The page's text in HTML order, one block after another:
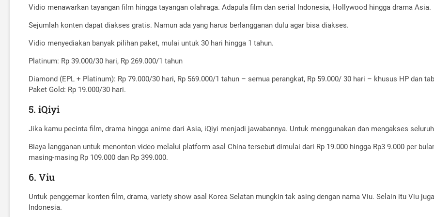
Vidio menawarkan tayangan film hingga tayangan olahraga. Adapula film dan serial Indonesia, Hollywood hingga drama Asia.
Sejumlah konten dapat diakses gratis. Namun ada yang harus berlangganan dulu agar bisa diakses.
Vidio menyediakan banyak pilihan paket, mulai untuk 30 hari hingga 1 tahun.
Platinum: Rp 39.000/30 hari, Rp 269.000/1 tahun
Diamond (EPL + Platinum): Rp 79.000/30 hari, Rp 569.000/1 tahun – semua perangkat, Rp 59.000/ 30 hari – khusus HP dan
Paket Gold: Rp 19.000/30 hari.
5. iQiyi
Jika kamu pecinta film, drama hingga anime dari Asia, iQiyi menjadi jawabannya. Untuk menggunakan dan mengakses
Biaya langganan untuk menonton video melalui platform asal China tersebut dimulai dari Rp 19.000 hingga Rp3 9.000 per
masing-masing Rp 109.000 dan Rp 399.000.
6. Viu
Untuk penggemar konten film, drama, variety show asal Korea Selatan mungkin tak asing dengan nama Viu. Selain itu Viu
Indonesia.